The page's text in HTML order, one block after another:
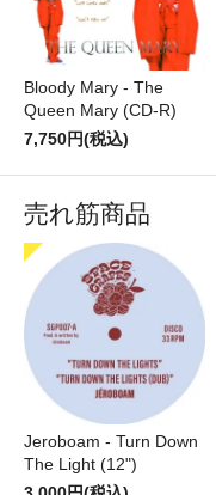
Bloody Mary - The
Queen Mary (CD-R)
7,750円(税込)
売れ筋商品
Jeroboam - Turn Down
The Light (12")